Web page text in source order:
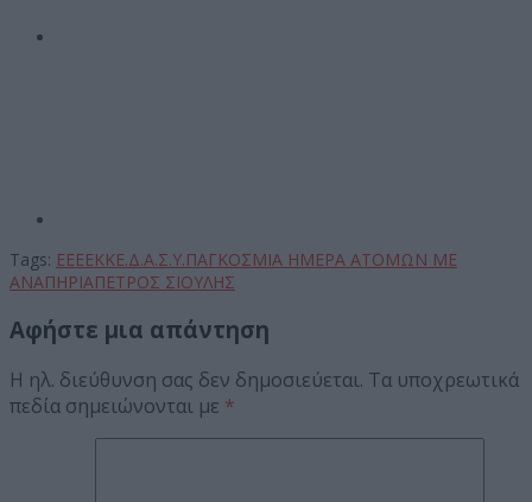
Tags: ΕΕΕΕΚΚΕ.Δ.Α.Σ.Υ.ΠΑΓΚΟΣΜΙΑ ΗΜΕΡΑ ΑΤΟΜΩΝ ΜΕ
ΑΝΑΠΗΡΙΑΠΕΤΡΟΣ ΣΙΟΥΛΗΣ
Αφήστε μια απάντηση
Η ηλ. διεύθυνση σας δεν δημοσιεύεται. Τα υποχρεωτικά
πεδία σημειώνονται με *